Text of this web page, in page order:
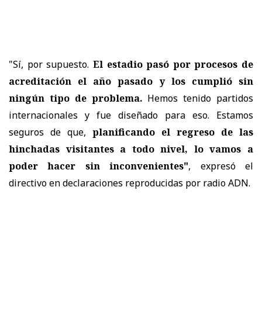
"Sí, por supuesto. El estadio pasó por procesos de
acreditación el año pasado y los cumplió sin
ningún tipo de problema. Hemos tenido partidos
internacionales y fue diseñado para eso. Estamos
seguros de que, planificando el regreso de las
hinchadas visitantes a todo nivel, lo vamos a
poder hacer sin inconvenientes", expresó el
directivo en declaraciones reproducidas por radio ADN.